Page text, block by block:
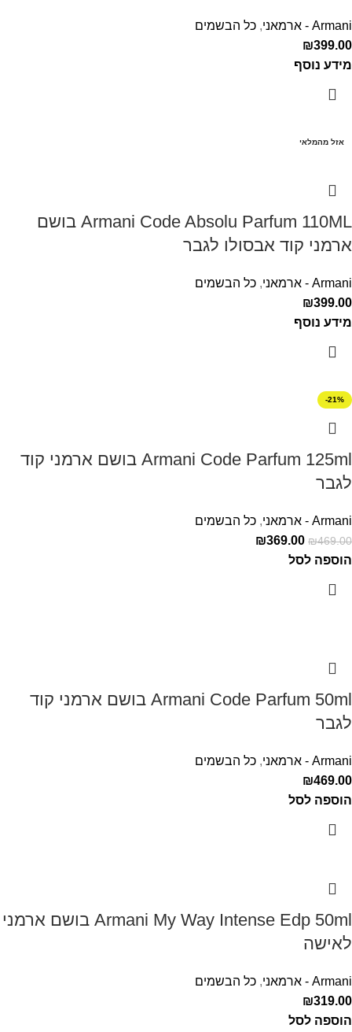
Armani - ארמאני , כל הבשמים
₪399.00
מידע נוסף
אזל מהמלאי
Armani Code Absolu Parfum 110ML בושם
ארמני קוד אבסולו לגבר
Armani - ארמאני , כל הבשמים
₪399.00
מידע נוסף
-21%
Armani Code Parfum 125ml בושם ארמני קוד
לגבר
Armani - ארמאני , כל הבשמים
₪469.00
₪369.00
הוספה לסל
Armani Code Parfum 50ml בושם ארמני קוד
לגבר
Armani - ארמאני , כל הבשמים
₪469.00
הוספה לסל
Armani My Way Intense Edp 50ml בושם ארמני
לאישה
Armani - ארמאני , כל הבשמים
₪319.00
הוספה לסל